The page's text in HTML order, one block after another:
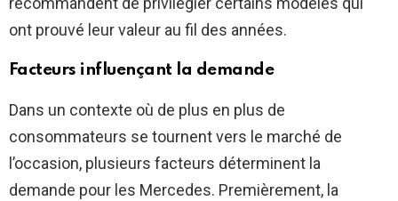
ont prouvé leur valeur au fil des années.
Facteurs influençant la demande
Dans un contexte où de plus en plus de
consommateurs se tournent vers le marché de
l’occasion, plusieurs facteurs déterminent la
demande pour les Mercedes. Premièrement, la